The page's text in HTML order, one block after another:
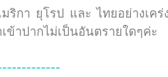
กา ยุโรป และ ไทยอย่างเค
าปากไม่เป็นอันตรายใดๆค่ะ